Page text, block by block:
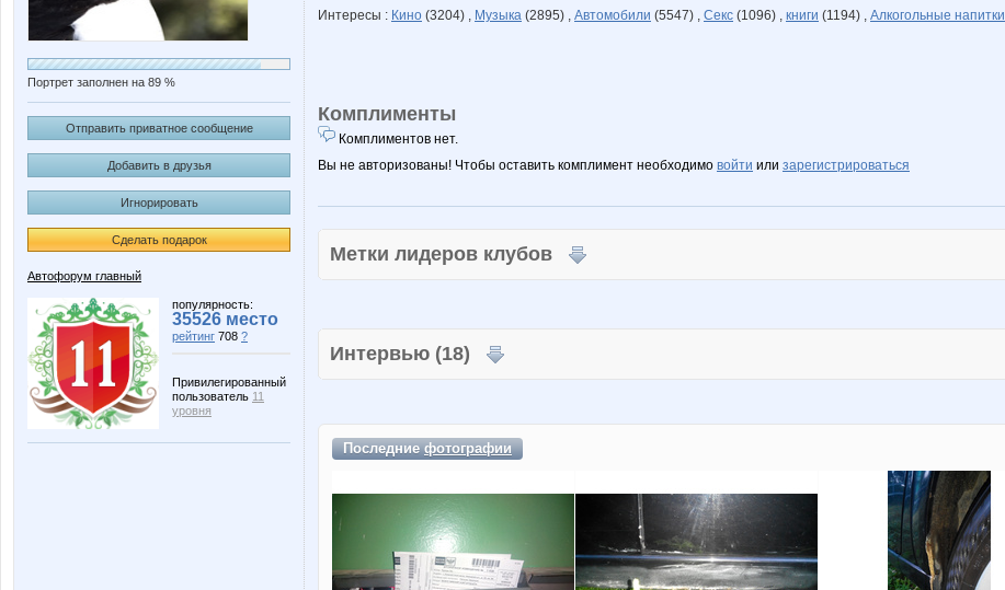
Портрет заполнен на 89 %
Отправить приватное сообщение
Добавить в друзья
Игнорировать
Сделать подарок
Автофорум главный
популярность:
35526 место
рейтинг 708 ?
Привилегированный
пользователь 11
уровня
Интересы : Кино (3204) , Музыка (2895) , Автомобили (5547) , Секс (1096) , книги (1194) , Алкогольные напитки
Комплименты
Комплиментов нет.
Вы не авторизованы! Чтобы оставить комплимент необходимо войти или зарегистрироваться
Метки лидеров клубов
Интервью (18)
Последниефотографии